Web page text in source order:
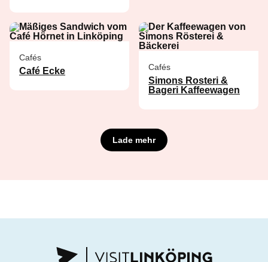
Cafés
Café Ecke Cafés
Simons Rosteri &
Bageri Kaffeewagen
Lade mehr